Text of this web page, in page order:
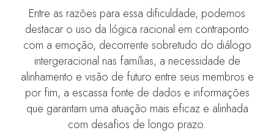
Entre as razões para essa dificuldade, podemos
destacar o uso da lógica racional em contraponto
com a emoção, decorrente sobretudo do diálogo
intergeracional nas famílias, a necessidade de
alinhamento e visão de futuro entre seus membros e
por fim, a escassa fonte de dados e informações
que garantam uma atuação mais eficaz e alinhada
com desafios de longo prazo.